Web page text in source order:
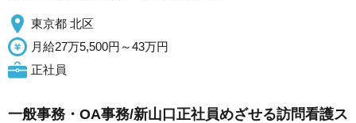
東京都 北区
月給27万5,500円～43万円
正社員
一般事務・OA事務/新山口正社員めざせる訪問看護ス